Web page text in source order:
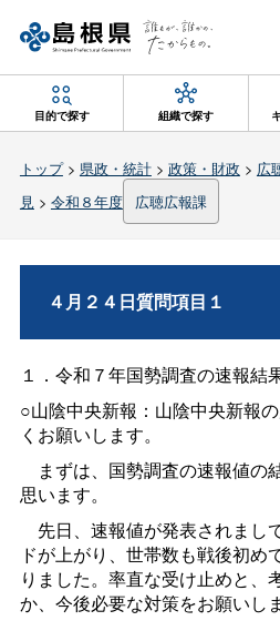
目的で探す 組織で探す
トップ> 県政・統計> 政策・財政 > 広
見> 令和８年度 広聴広報課
４月２４日質問項目１
１．令和７年国勢調査の速報結
○山陰中央新報：山陰中央新報
くお願いします。
まずは、国勢調査の速報値の
思います。
先日、速報値が発表されまし
ドが上がり、世帯数も戦後初め
りました。率直な受け止めと、
か、今後必要な対策をお願いしま